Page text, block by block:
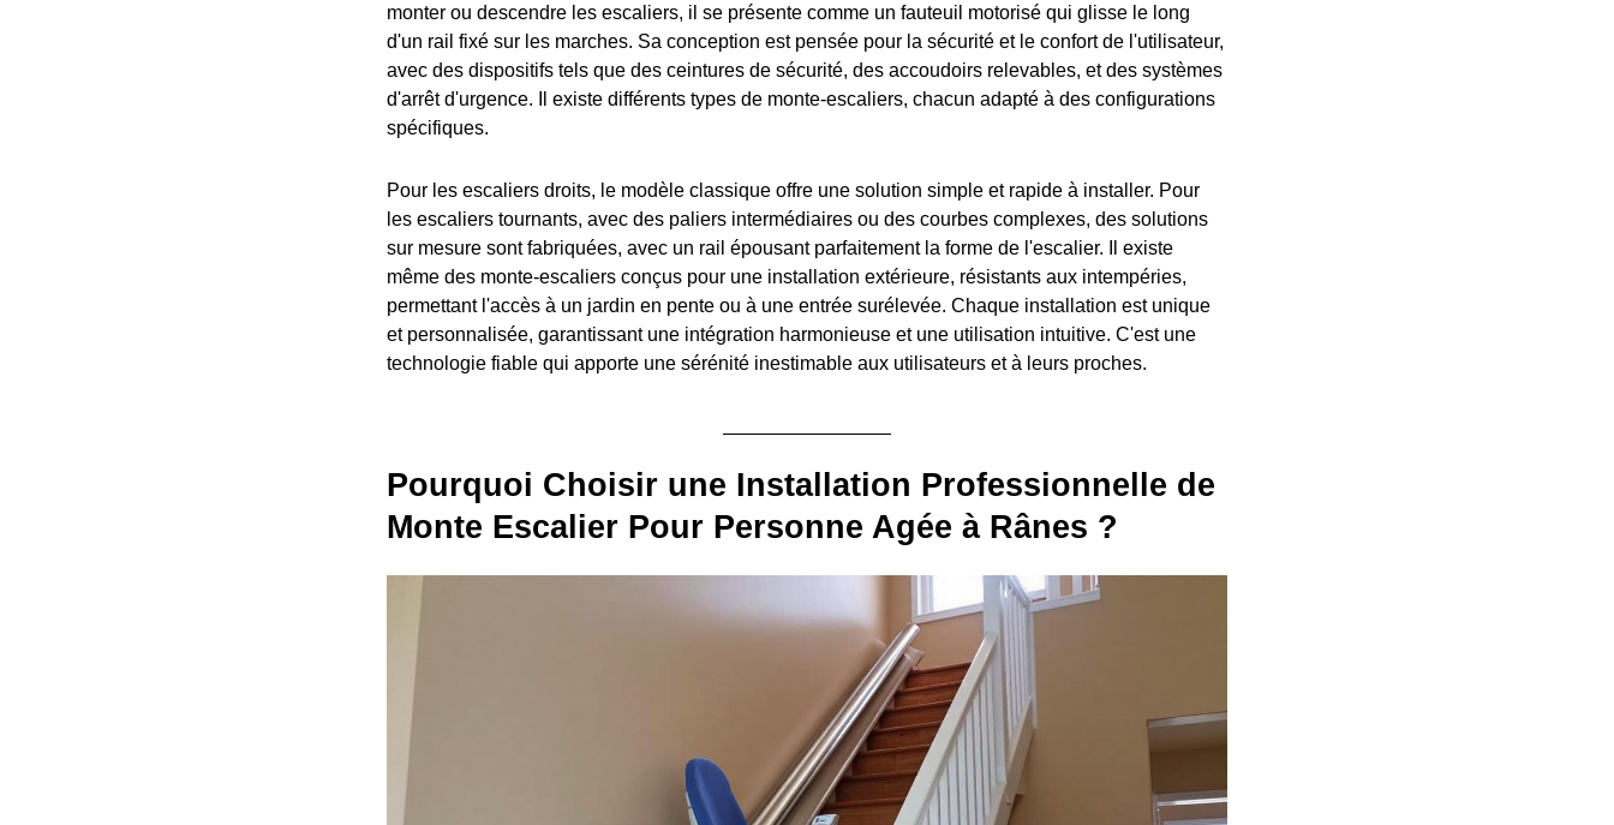
monter ou descendre les escaliers, il se présente comme un fauteuil motorisé qui glisse le long
d'un rail fixé sur les marches. Sa conception est pensée pour la sécurité et le confort de l'utilisateur,
avec des dispositifs tels que des ceintures de sécurité, des accoudoirs relevables, et des systèmes
d'arrêt d'urgence. Il existe différents types de monte-escaliers, chacun adapté à des configurations
spécifiques.
Pour les escaliers droits, le modèle classique offre une solution simple et rapide à installer. Pour
les escaliers tournants, avec des paliers intermédiaires ou des courbes complexes, des solutions
sur mesure sont fabriquées, avec un rail épousant parfaitement la forme de l'escalier. Il existe
même des monte-escaliers conçus pour une installation extérieure, résistants aux intempéries,
permettant l'accès à un jardin en pente ou à une entrée surélevée. Chaque installation est unique
et personnalisée, garantissant une intégration harmonieuse et une utilisation intuitive. C'est une
technologie fiable qui apporte une sérénité inestimable aux utilisateurs et à leurs proches.
Pourquoi Choisir une Installation Professionnelle de
Monte Escalier Pour Personne Agée à Rânes ?